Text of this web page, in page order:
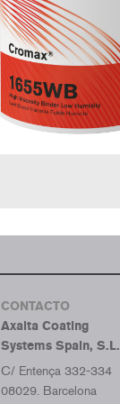
CONTACTO
Axalta Coating
Systems Spain, S.L.
C/ Entença 332-334
08029. Barcelona